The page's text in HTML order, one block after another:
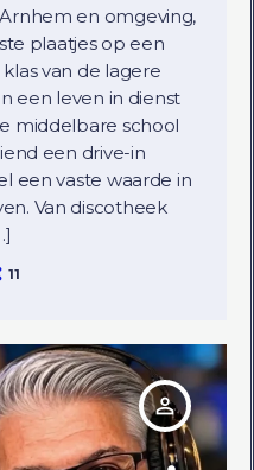
en omgeving,
plaatjes op een
van de lagere
een leven in dienst
middelbare school
een drive-in
een vaste waarde in
Van discotheek
11
person_outline